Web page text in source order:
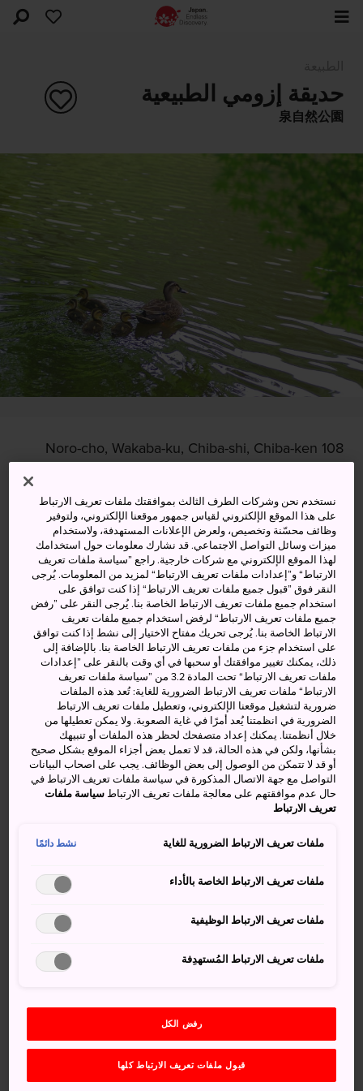
حديقة إزومي الطبيعية
泉自然公園
108 Noro-cho, Wakaba-ku, Chiba-shi, Chiba-ken
الحصول على معلومات العبور
الكلمات المفتاحية الخريطة
استرخِ في أحضان الطبيعة
تبلغ مساحة حديقة إزومي الطبيعية 44 هكتارًا تزخر ببساتين
خصبة وتمتلئ بمسارات للمشي وتمنحك فرصة مثالية للعودة
إلى أحضان الطبيعة.
كيفية الوصول
تبعد حديقة إزومي 10 دقائق سيرًا على الأقدام من محطة
الحافلات.
ومن مبنى الحافلات رقم 10 عند المخرج الشرقي لمحطة تشيبا،
تبعد الحديقة 45 دقيقة بالحافلة.
واحة طبيعية تدعوك للتنزه في جنباتها
بين أحضان الطبيعة الساحرة في حديقة إزومي، ستجد أجواء
الخريف الرائعة، التي تتنوع بين الأحمر القاني، والبرتقالي،
والذهبي المميز.
أزهار الربيع
نستخدم نحن وشركات الطرف الثالث بموافقتك ملفات تعريف الارتباط
على هذا الموقع الإلكتروني لقياس جمهور موقعنا الإلكتروني، ولتوفير
وظائف محسّنة وتخصيص، ولعرض الإعلانات المستهدفة، ولاستخدام
ميزات وسائل التواصل الاجتماعي. قد نشارك معلومات حول استخدامك
لهذا الموقع الإلكتروني مع شركات خارجية. راجع ”سياسة ملفات تعريف
الارتباط“ و”إعدادات ملفات تعريف الارتباط“ لمزيد من المعلومات. يُرجى
النقر فوق ”قبول جميع ملفات تعريف الارتباط“ إذا كنت توافق على
استخدام جميع ملفات تعريف الارتباط الخاصة بنا. يُرجى النقر على ”رفض
جميع ملفات تعريف الارتباط“ لرفض استخدام جميع ملفات تعريف
الارتباط الخاصة بنا. يُرجى تحريك مفتاح الاختيار إلى نشط إذا كنت توافق
على استخدام جزء من ملفات تعريف الارتباط الخاصة بنا. بالإضافة إلى
ذلك، يمكنك تغيير موافقتك أو سحبها في أي وقت بالنقر على ”إعدادات
ملفات تعريف الارتباط“ تحت المادة 3.2 من ”سياسة ملفات تعريف
الارتباط“ ملفات تعريف الارتباط الضرورية للغاية: تُعد هذه الملفات
ضرورية لتشغيل موقعنا الإلكتروني، وتعطيل ملفات تعريف الارتباط
الضرورية في انظمتنا يُعد أمرًا في غاية الصعوبة. ولا يمكن تعطيلها من
خلال أنظمتنا. يمكنك إعداد متصفحك لحظر هذه الملفات أو تنبيهك
بشأنها، ولكن في هذه الحالة، قد لا تعمل بعض أجزاء الموقع بشكل صحيح
أو قد لا تتمكن من الوصول إلى بعض الوظائف. يجب على اصحاب البيانات
التواصل مع جهة الاتصال المذكورة في سياسة ملفات تعريف الارتباط في
حال عدم موافقتهم على معالجة ملفات تعريف الارتباطسياسة ملفات
تعريف الارتباط
ملفات تعريف الارتباط الضرورية للغاية نشط دائمًا
ملفات تعريف الارتباط الخاصة بالأداء
ملفات تعريف الارتباط الوظيفية
ملفات تعريف الارتباط المُستهدِفة
رفض الكل
قبول ملفات تعريف الارتباط كلها